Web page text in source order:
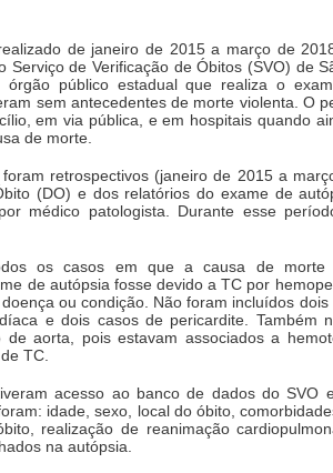
de janeiro de 2015 a março de
Serviço de Verificação de Óbitos (SVO) de
público estadual que realiza o
sem antecedentes de morte violenta. O
em via pública, e em hospitais quando
de morte.
retrospectivos (janeiro de 2015 a
(DO) e dos relatórios do exame de
médico patologista. Durante esse
os casos em que a causa de morte
de autópsia fosse devido a TC por
ou condição. Não foram incluídos
e dois casos de pericardite. Também
de aorta, pois estavam associados a
TC.
acesso ao banco de dados do SVO
idade, sexo, local do óbito,
realização de reanimação
na autópsia.